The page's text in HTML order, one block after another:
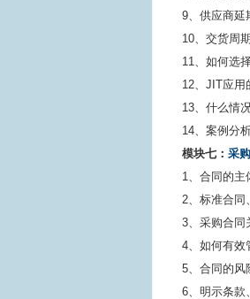
9、供应商延
10、交货周
11、如何选
12、JIT应用
13、什么情
14、案例分
模块七：采
1、合同的主
2、标准合同
3、采购合同
4、如何有效
5、合同的风
6、明示条款